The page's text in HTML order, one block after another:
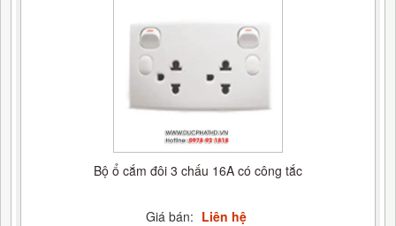
Bộ ổ cắm đôi 3 chấu 16A có công tắc
Giá bán: Liên hệ